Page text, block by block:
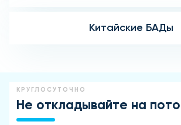
Китайские БАДы
КРУГЛОСУТОЧНО
Не откладывайте на